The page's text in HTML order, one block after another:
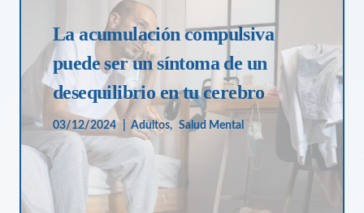
La acumulación compulsiva
puede ser un síntoma de un
desequilibrio en tu cerebro
03/12/2024 Adultos Salud Mental